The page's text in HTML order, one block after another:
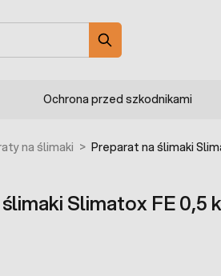
Ochrona przed szkodnikami
na ślimaki > Preparat na ślimaki
Slimatox FE 0,5